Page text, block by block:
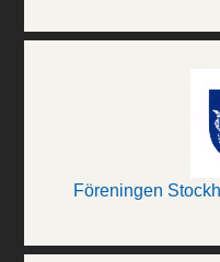
Föreningen